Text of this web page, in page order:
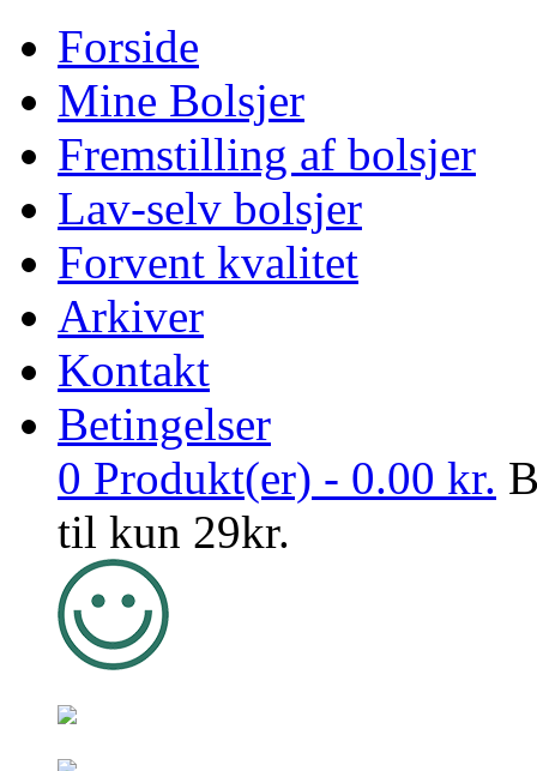
Forside
Mine Bolsjer
Fremstilling af bolsjer
Lav-selv bolsjer
Forvent kvalitet
Arkiver
Kontakt
Betingelser
0 Produkt(er) - 0.00 kr.
til kun 29kr.